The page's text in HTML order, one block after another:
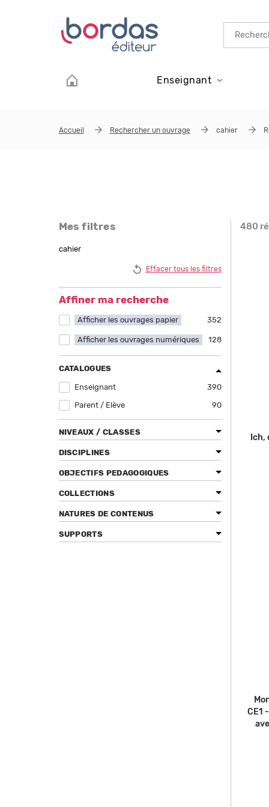
Aller au contenu principal
Enseignant
Accueil Rechercher un ouvrage cahier
480
Ich,
CE1
Mes filtres
cahier
Effacer tous les filtres
Affiner ma recherche
Afficher les ouvrages papier 352
Apply Afficher les ouvrages papier filter
Afficher les ouvrages numériques 128
Apply Afficher les ouvrages numériques
CATALOGUES
Enseignant 390
Apply Enseignant filter
Parent / Elève 90
Apply Parent / Elève filter
NIVEAUX / CLASSES
DISCIPLINES
OBJECTIFS PEDAGOGIQUES
COLLECTIONS
NATURES DE CONTENUS
SUPPORTS